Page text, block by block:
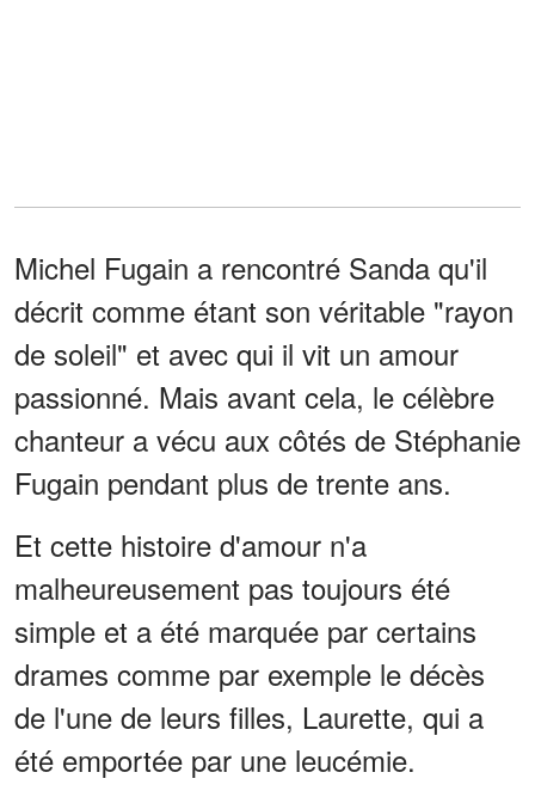
Michel Fugain a rencontré Sanda qu'il
décrit comme étant son véritable "rayon
de soleil" et avec qui il vit un amour
passionné. Mais avant cela, le célèbre
chanteur a vécu aux côtés de Stéphanie
Fugain pendant plus de trente ans.
Et cette histoire d'amour n'a
malheureusement pas toujours été
simple et a été marquée par certains
drames comme par exemple le décès
de l'une de leurs filles, Laurette, qui a
été emportée par une leucémie.